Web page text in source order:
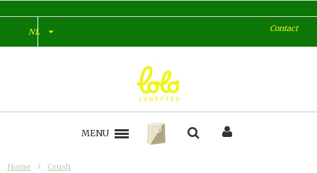
NL Contact
MENU
Home Crush